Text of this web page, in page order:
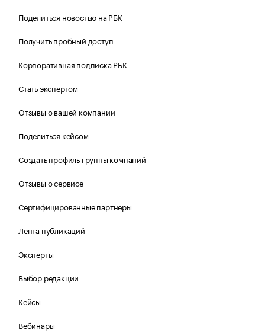
Поделиться новостью на РБК
Получить пробный доступ
Корпоративная подписка РБК
Стать экспертом
Отзывы о вашей компании
Поделиться кейсом
Создать профиль группы компаний
Отзывы о сервисе
Сертифицированные партнеры
Лента публикаций
Эксперты
Выбор редакции
Кейсы
Вебинары